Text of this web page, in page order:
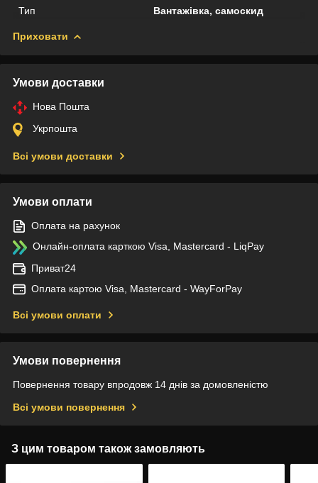
Тип
Вантажівка, самоскид
Приховати
Умови доставки
Нова Пошта
Укрпошта
Всі умови доставки
Умови оплати
Оплата на рахунок
Онлайн-оплата карткою Visa, Mastercard - LiqPay
Приват24
Оплата картою Visa, Mastercard - WayForPay
Всі умови оплати
Умови повернення
Повернення товару впродовж 14 днів за домовленістю
Всі умови повернення
З цим товаром також замовляють